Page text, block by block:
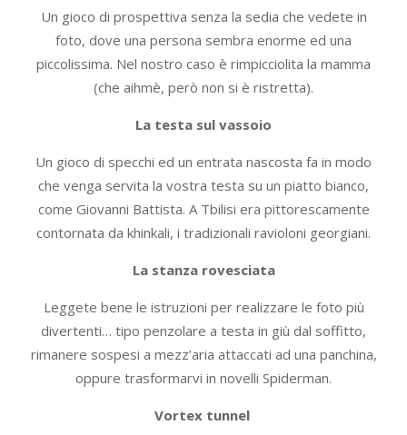
Un gioco di prospettiva senza la sedia che vedete in
foto, dove una persona sembra enorme ed una
piccolissima. Nel nostro caso è rimpicciolita la mamma
(che aihmè, però non si è ristretta).
La testa sul vassoio
Un gioco di specchi ed un entrata nascosta fa in modo
che venga servita la vostra testa su un piatto bianco,
come Giovanni Battista. A Tbilisi era pittorescamente
contornata da khinkali, i tradizionali ravioloni georgiani.
La stanza rovesciata
Leggete bene le istruzioni per realizzare le foto più
divertenti… tipo penzolare a testa in giù dal soffitto,
rimanere sospesi a mezz’aria attaccati ad una panchina,
oppure trasformarvi in novelli Spiderman.
Vortex tunnel